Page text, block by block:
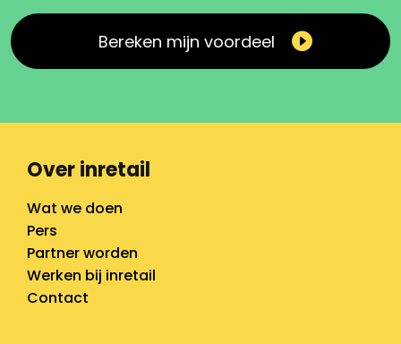
Bereken mijn voordeel
Over inretail
Wat we doen
Pers
Partner worden
Werken bij inretail
Contact